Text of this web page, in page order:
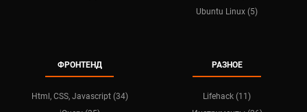
Ubuntu Linux (5)
ФРОНТЕНД
Html, CSS, Javascript (34)
РАЗНОЕ
Lifehack (11)